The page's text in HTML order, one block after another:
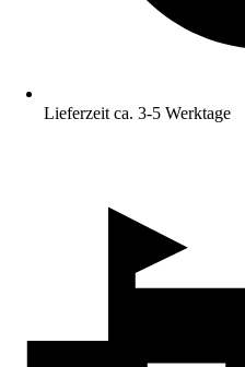
Lieferzeit ca. 3-5 Werktage